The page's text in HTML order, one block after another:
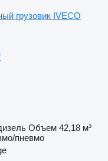
грузовик IVECO
Объем 42,18 м³
пневмо